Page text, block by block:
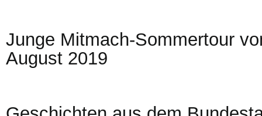
Junge Mitmach-Sommertour
August 2019